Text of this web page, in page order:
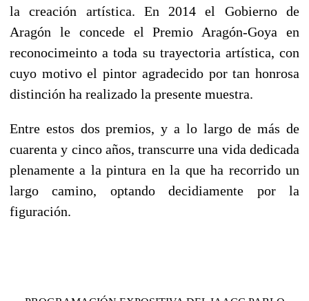
la creación artística. En 2014 el Gobierno de
Aragón le concede el Premio Aragón-Goya en
reconocimeinto a toda su trayectoria artística, con
cuyo motivo el pintor agradecido por tan honrosa
distinción ha realizado la presente muestra.
Entre estos dos premios, y a lo largo de más de
cuarenta y cinco años, transcurre una vida dedicada
plenamente a la pintura en la que ha recorrido un
largo camino, optando decidiamente por la
figuración.